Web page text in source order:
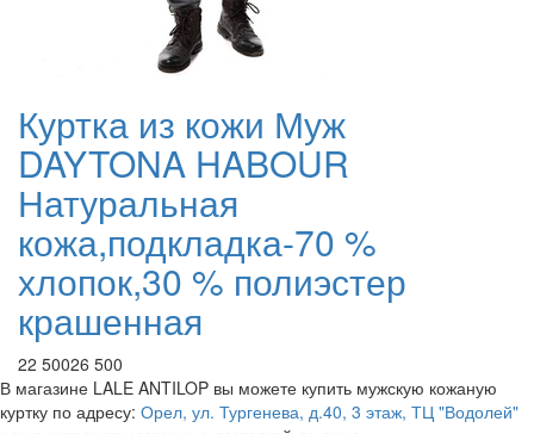
Куртка из кожи Муж
DAYTONA HABOUR
Натуральная
кожа,подкладка-70 %
хлопок,30 % полиэстер
крашенная
22 50026 500
В магазине LALE ANTILOP вы можете купить мужскую кожаную
куртку по адресу: Орел, ул. Тургенева, д.40, 3 этаж, ТЦ "Водолей"